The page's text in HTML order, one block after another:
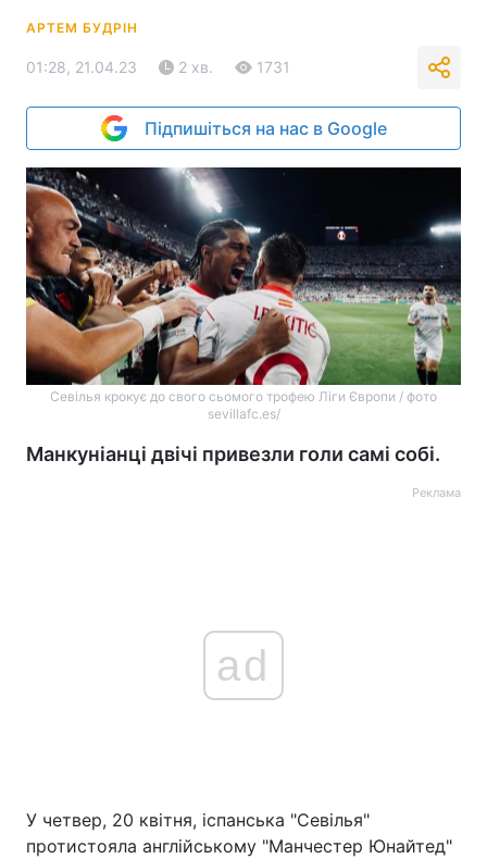
АРТЕМ БУДРІН
01:28, 21.04.23 2 хв. 1731
Підпишіться на нас в Google
Севілья крокує до свого сьомого трофею Ліги Європи / фото
sevillafc.es/
Манкуніанці двічі привезли голи самі собі.
Реклама
ad
У четвер, 20 квітня, іспанська "Севілья"
протистояла англійському "Манчестер Юнайтед"